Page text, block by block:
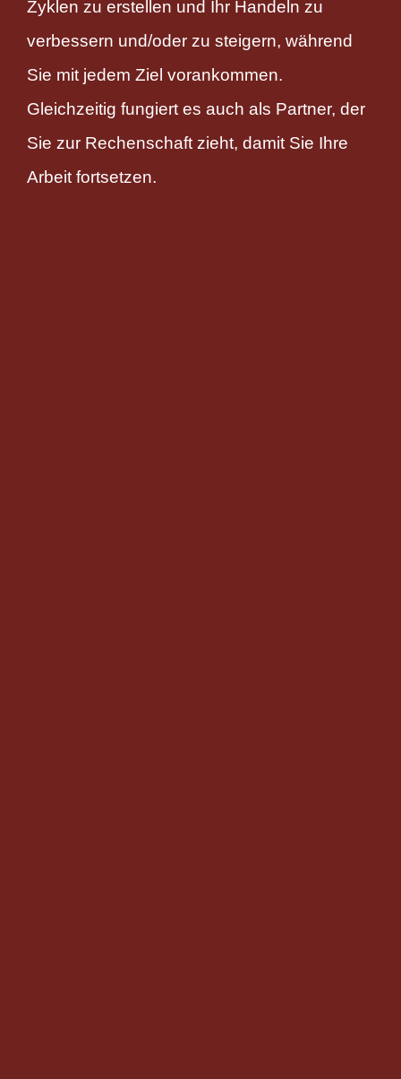
Zyklen zu erstellen und Ihr Handeln zu
verbessern und/oder zu steigern, während
Sie mit jedem Ziel vorankommen.
Gleichzeitig fungiert es auch als Partner, der
Sie zur Rechenschaft zieht, damit Sie Ihre
Arbeit fortsetzen.